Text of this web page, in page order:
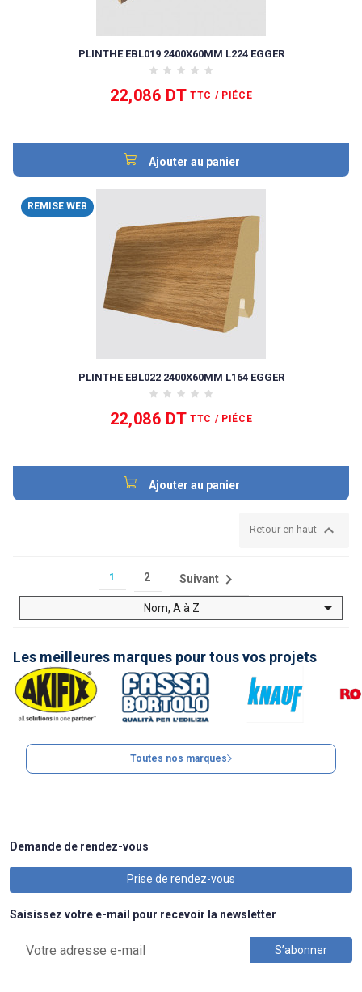
PLINTHE EBL019 2400X60MM L224 EGGER
22,086 DT TTC / PIÉCE
Ajouter au panier
REMISE WEB
PLINTHE EBL022 2400X60MM L164 EGGER
22,086 DT TTC / PIÉCE
Ajouter au panier
Retour en haut 
1 2 Suivant 
Nom, A à Z 
Les meilleures marques pour tous vos projets
Toutes nos marques
Demande de rendez-vous
Prise de rendez-vous
Saisissez votre e-mail pour recevoir la newsletter